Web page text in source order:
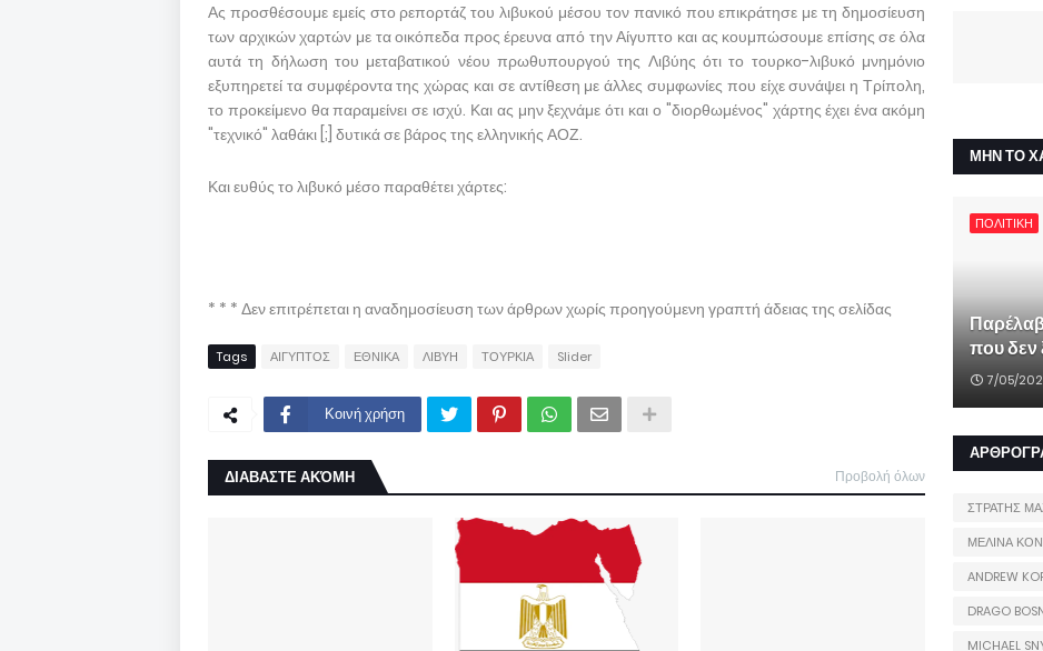
Ας προσθέσουμε εμείς στο ρεπορτάζ του λιβυκού μέσου τον πανικό που επικράτησε με τη δημοσίευση
των αρχικών χαρτών με τα οικόπεδα προς έρευνα από την Αίγυπτο και ας κουμπώσουμε επίσης σε όλα
αυτά τη δήλωση του μεταβατικού νέου πρωθυπουργού της Λιβύης ότι το τουρκο-λιβυκό μνημόνιο
εξυπηρετεί τα συμφέροντα της χώρας και σε αντίθεση με άλλες συμφωνίες που είχε συνάψει η Τρίπολη,
το προκείμενο θα παραμείνει σε ισχύ. Και ας μην ξεχνάμε ότι και ο "διορθωμένος" χάρτης έχει ένα ακόμη
"τεχνικό" λαθάκι [;] δυτικά σε βάρος της ελληνικής ΑΟΖ.
Και ευθύς το λιβυκό μέσο παραθέτει χάρτες:
* * * Δεν επιτρέπεται η αναδημοσίευση των άρθρων χωρίς προηγούμενη γραπτή άδειας της σελίδας
Tags ΑΙΓΥΠΤΟΣ ΕΘΝΙΚΑ ΛΙΒΥΗ ΤΟΥΡΚΙΑ Slider
Κοινή χρήση
ΔΙΑΒΑΣΤΕ ΑΚΌΜΗ Προβολή όλων
ΜΗΝ ΤΟ
ΠΟΛΙΤΙΚΗ
που δεν
7/05/
ΣΤΡΑΤΗΣ
ΜΕΛΙΝΑ
ANDREW
DRAGO
MICHAEL